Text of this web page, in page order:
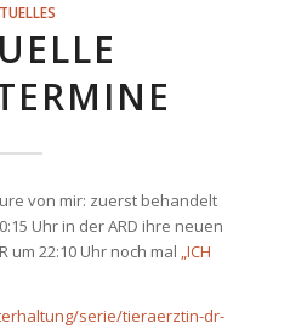
von mir: zuerst behandelt
Uhr in der ARD ihre neuen
um 22:10 Uhr noch mal „ICH
serie/tieraerztin-dr-